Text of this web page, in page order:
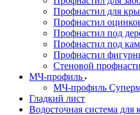
Профнастил для
Профнастил
Профнастил под
Профнастил под
Профнастил
Стеновой
МЧ-профиль
МЧ-профиль
Гладкий лист
Водосточная система для